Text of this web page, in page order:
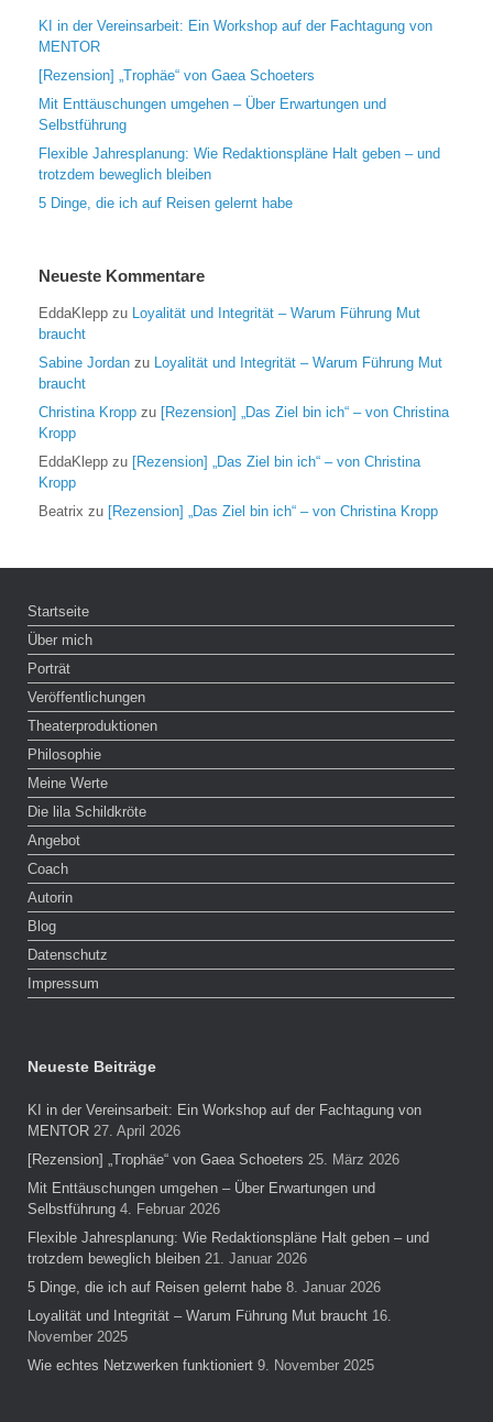
KI in der Vereinsarbeit: Ein Workshop auf der Fachtagung von
MENTOR
[Rezension] „Trophäe“ von Gaea Schoeters
Mit Enttäuschungen umgehen – Über Erwartungen und
Selbstführung
Flexible Jahresplanung: Wie Redaktionspläne Halt geben – und
trotzdem beweglich bleiben
5 Dinge, die ich auf Reisen gelernt habe
Neueste Kommentare
EddaKlepp zu Loyalität und Integrität – Warum Führung Mut
braucht
Sabine Jordan zu Loyalität und Integrität – Warum Führung Mut
braucht
Christina Kropp zu [Rezension] „Das Ziel bin ich“ – von Christina
Kropp
EddaKlepp zu [Rezension] „Das Ziel bin ich“ – von Christina
Kropp
Beatrix zu [Rezension] „Das Ziel bin ich“ – von Christina Kropp
Startseite
Über mich
Porträt
Veröffentlichungen
Theaterproduktionen
Philosophie
Meine Werte
Die lila Schildkröte
Angebot
Coach
Autorin
Blog
Datenschutz
Impressum
Neueste Beiträge
KI in der Vereinsarbeit: Ein Workshop auf der Fachtagung von
MENTOR 27. April 2026
[Rezension] „Trophäe“ von Gaea Schoeters 25. März 2026
Mit Enttäuschungen umgehen – Über Erwartungen und
Selbstführung 4. Februar 2026
Flexible Jahresplanung: Wie Redaktionspläne Halt geben – und
trotzdem beweglich bleiben 21. Januar 2026
5 Dinge, die ich auf Reisen gelernt habe 8. Januar 2026
Loyalität und Integrität – Warum Führung Mut braucht 16.
November 2025
Wie echtes Netzwerken funktioniert 9. November 2025